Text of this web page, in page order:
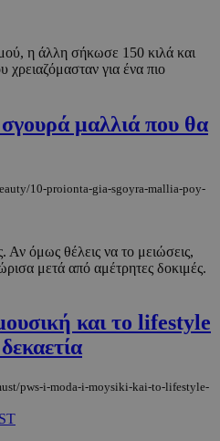
η άλλη σήκωσε 150 κιλά και
χρειαζόμασταν για ένα πιο
σγουρά μαλλιά που θα
10-proionta-gia-sgoyra-mallia-poy-
Αν όμως θέλεις να το μειώσεις,
μετά από αμέτρητες δοκιμές.
και το lifestyle
pws-i-moda-i-moysiki-kai-to-lifestyle-
www.must.com.cy
1